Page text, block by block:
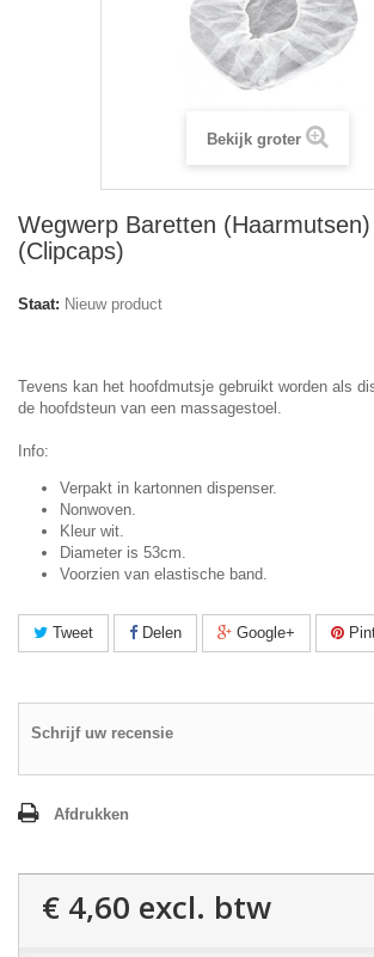
Bekijk groter
Wegwerp Baretten
(Clipcaps)
Staat: Nieuw product
Tevens kan het hoofdmutsje gebruikt worden als
de hoofdsteun van een massagestoel.
Info:
Verpakt in kartonnen dispenser.
Nonwoven.
Kleur wit.
Diameter is 53cm.
Voorzien van elastische band.
Tweet Delen Google+
Schrijf uw recensie
Afdrukken
€ 4,60 excl. btw